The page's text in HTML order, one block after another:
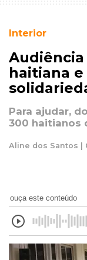
Interior
haitiana
Para ajudar,
300 haitianos
Aline dos Santos |
ouça este conteúdo